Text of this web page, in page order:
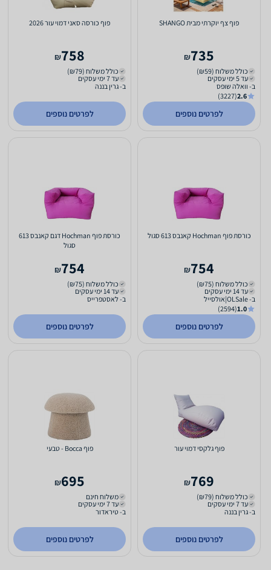
פוף צף יוקרתי מבית SHANGO
735
₪
כולל משלוח (₪59)
עד 5 ימי עסקים
ב- וואלה שופס
2.6
(3227)
לפרטים נוספים
פוף כורסה סאני דמוי עור 2026
758
₪
כולל משלוח (₪79)
עד 7 ימי עסקים
ב- גרין בננה
לפרטים נוספים
כורסת פוף Hochman קאנבס 613 סגול
754
₪
כולל משלוח (₪75)
עד 14 ימי עסקים
ב- OLSale|אולסייל
1.0
(2594)
לפרטים נוספים
כורסת פוף Hochman דגם קאנבס 613
סגול
754
₪
כולל משלוח (₪75)
עד 14 ימי עסקים
ב- לאסטפרייס
לפרטים נוספים
פוף גלקסי דמוי עור
769
₪
כולל משלוח (₪79)
עד 7 ימי עסקים
ב- גרין בננה
לפרטים נוספים
פוף Bocca - טבעי
695
₪
משלוח חינם
עד 7 ימי עסקים
ב- טיראדור
לפרטים נוספים